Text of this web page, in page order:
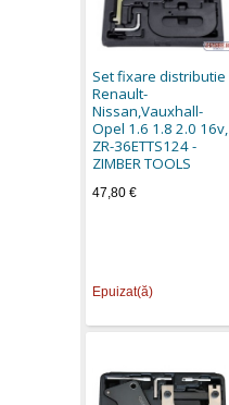
Set fixare distributie
Renault-
Nissan,Vauxhall-
Opel 1.6 1.8 2.0 16v,
ZR-36ETTS124 -
ZIMBER TOOLS
47,80 €
Epuizat(ă)